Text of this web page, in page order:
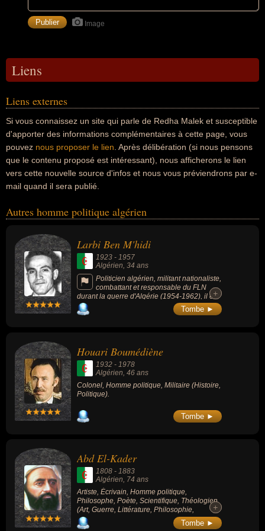
Image
Liens
Liens externes
Si vous connaissez un site qui parle de Redha Malek et susceptible
d'apporter des informations complémentaires à cette page, vous
pouvez nous proposer le lien . Après délibération (si nous pensons
que le contenu proposé est intéressant), nous afficherons le lien
vers cette nouvelle source d'infos et nous vous préviendrons par e-
mail quand il sera publié.
Autres homme politique algérien
Larbi Ben M'hidi
1923 - 1957
Algérien, 34 ans
Politicien algérien, militant nationaliste,
combattant et responsable du FLN
durant la guerre d'Algérie (1954-1962), il est
arrêté, torturé, puis exécuté sans jugement
par l'armée française durant la bataille
institutionnels se sont vus attribuer son nom.
+
+
Tombe ►
Houari Boumédiène
1932 - 1978
Algérien , 46 ans
Colonel, Homme politique, Militaire (Histoire,
Politique).
Tombe ►
Abd El-Kader
1808 - 1883
Algérien, 74 ans
Artiste, Écrivain, Homme politique,
Philosophe, Poète, Scientifique, Théologien
(Art, Guerre, Littérature, Philosophie,
Politique, Religion, Science).
+
+
Tombe ►